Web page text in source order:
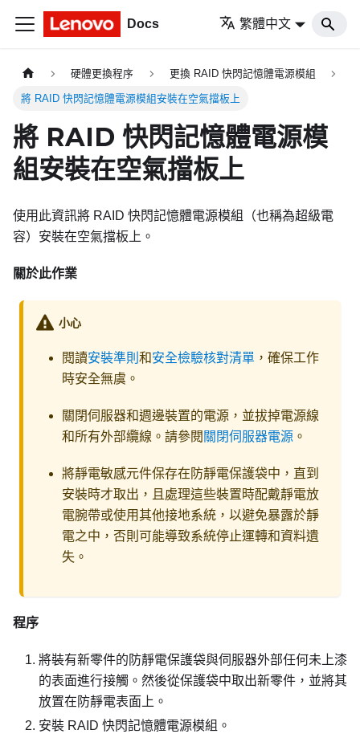
Docs 繁體中文
硬體更換程序 更換 RAID 快閃記憶體電源模組
將 RAID 快閃記憶體電源模組安裝在空氣擋板上
將 RAID 快閃記憶體電源模
組安裝在空氣擋板上
使用此資訊將 RAID 快閃記憶體電源模組（也稱為超級電
容）安裝在空氣擋板上。
關於此作業
小心
閱讀安裝準則 和安全檢驗核對清單 ，確保工作
時安全無虞。
關閉伺服器和週邊裝置的電源，並拔掉電源線
和所有外部纜線。請參閱 關閉伺服器電源 。
將靜電敏感元件保存在防靜電保護袋中，直到
安裝時才取出，且處理這些裝置時配戴靜電放
電腕帶或使用其他接地系統，以避免暴露於靜
電之中，否則可能導致系統停止運轉和資料遺
失。
程序
將裝有新零件的防靜電保護袋與伺服器外部任何未上漆
的表面進行接觸。然後從保護袋中取出新零件，並將其
放置在防靜電表面上。
安裝 RAID 快閃記憶體電源模組。